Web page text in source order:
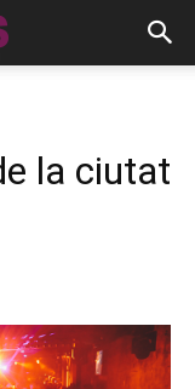
la ciutat